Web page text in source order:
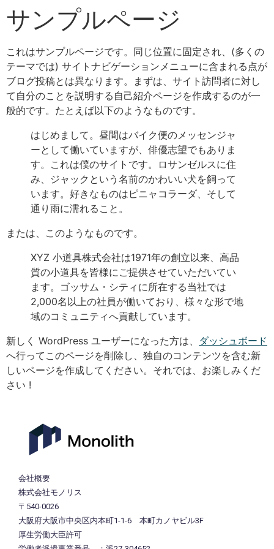
サンプルページ
これはサンプルページです。同じ位置に固定され、(多くの
テーマでは) サイトナビゲーションメニューに含まれる点が
ブログ投稿とは異なります。まずは、サイト訪問者に対し
て自分のことを説明する自己紹介ページを作成するのが一
般的です。たとえば以下のようなものです。
はじめまして。昼間はバイク便のメッセンジャ
ーとして働いていますが、俳優志望でもありま
す。これは僕のサイトです。ロサンゼルスに住
み、ジャックという名前のかわいい犬を飼って
います。好きなものはピニャコラーダ、そして
通り雨に濡れること。
または、このようなものです。
XYZ 小道具株式会社は1971年の創立以来、高品
質の小道具を皆様にご提供させていただいてい
ます。ゴッサム・シティに所在する当社では
2,000名以上の社員が働いており、様々な形で地
域のコミュニティへ貢献しています。
新しく WordPress ユーザーになった方は、 ダッシュボード
へ行ってこのページを削除し、独自のコンテンツを含む新
しいページを作成してください。それでは、お楽しみくだ
さい !
会社概要
株式会社モノリス
〒540-0026
大阪府大阪市中央区内本町1-1-6 本町カノヤビル3F
厚生労働大臣許可